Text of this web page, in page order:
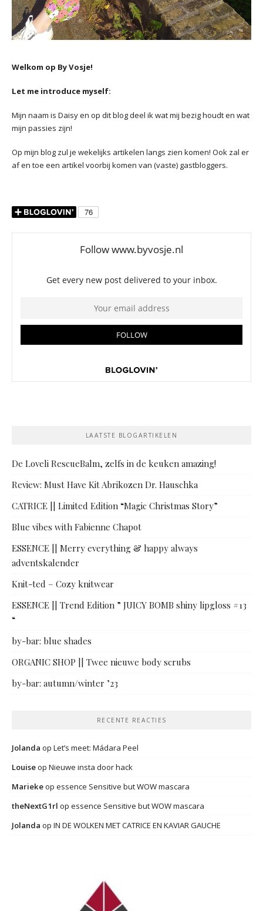
Welkom op By Vosje!
Let me introduce myself:
Mijn naam is Daisy en op dit blog deel ik wat mij bezig houdt en wat
mijn passies zijn!
Op mijn blog zul je wekelijks artikelen langs zien komen! Ook zal er
af en toe een artikel voorbij komen van (vaste) gastbloggers.
LAATSTE BLOGARTIKELEN
De Loveli RescueBalm, zelfs in de keuken amazing!
Review: Must Have Kit Abrikozen Dr. Hauschka
CATRICE || Limited Edition “Magic Christmas Story”
Blue vibes with Fabienne Chapot
ESSENCE || Merry everything & happy always
adventskalender
Knit-ted – Cozy knitwear
ESSENCE || Trend Edition ” JUICY BOMB shiny lipgloss #13
“
by-bar: blue shades
ORGANIC SHOP || Twee nieuwe body scrubs
by-bar: autumn/winter ’23
RECENTE REACTIES
Jolanda op Let’s meet: Mádara Peel
Louiseop Nieuwe insta door hack
Mariekeop essence Sensitive but WOW mascara
theNextG1rl op essence Sensitive but WOW mascara
Jolanda op IN DE WOLKEN MET CATRICE EN KAVIAR GAUCHE